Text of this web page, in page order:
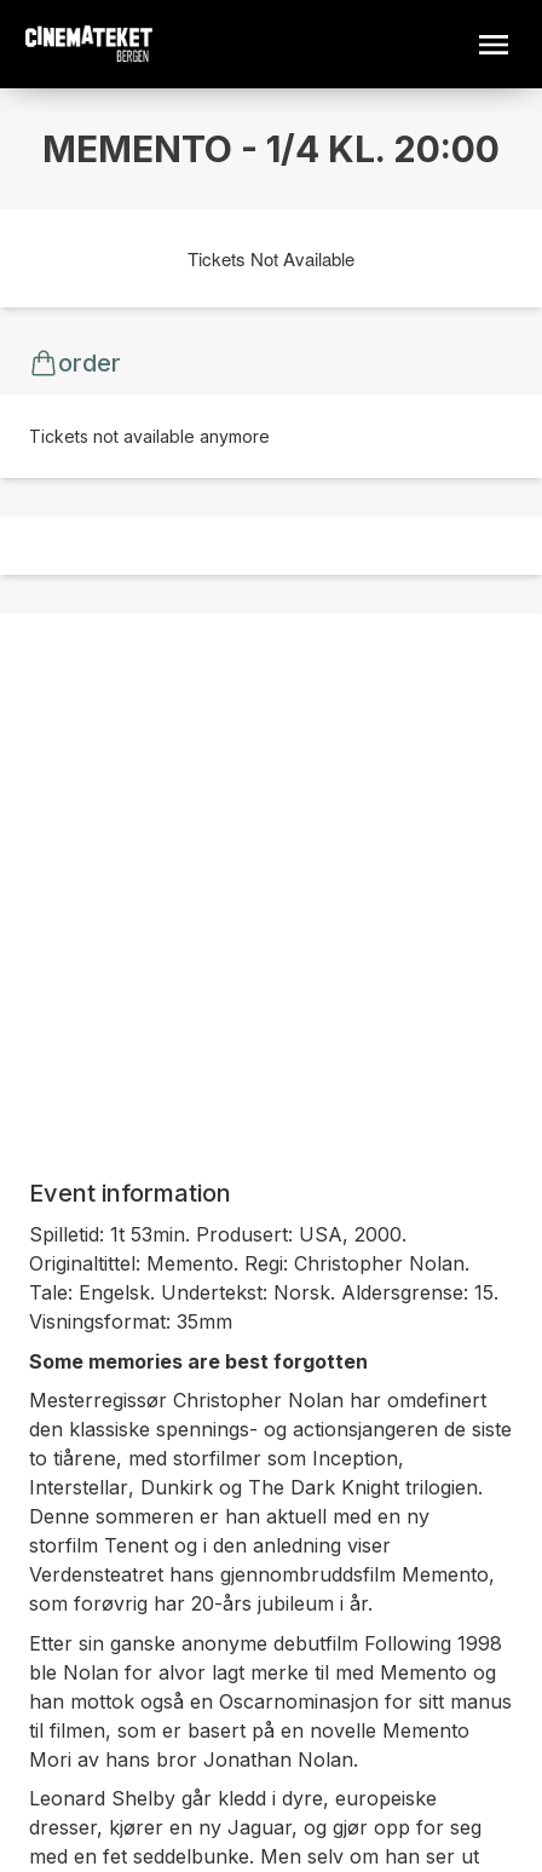
MEMENTO - 1/4 KL. 20:00
Tickets Not Available
order
Tickets not available anymore
Event information
Spilletid: 1t 53min. Produsert: USA, 2000.
Originaltittel: Memento. Regi: Christopher Nolan.
Tale: Engelsk. Undertekst: Norsk. Aldersgrense: 15.
Visningsformat: 35mm
Some memories are best forgotten
Mesterregissør Christopher Nolan har omdefinert
den klassiske spennings- og actionsjangeren de siste
to tiårene, med storfilmer som Inception,
Interstellar, Dunkirk og The Dark Knight trilogien.
Denne sommeren er han aktuell med en ny
storfilm Tenent og i den anledning viser
Verdensteatret hans gjennombruddsfilm Memento,
som forøvrig har 20-års jubileum i år.
Etter sin ganske anonyme debutfilm Following 1998
ble Nolan for alvor lagt merke til med Memento og
han mottok også en Oscarnominasjon for sitt manus
til filmen, som er basert på en novelle Memento
Mori av hans bror Jonathan Nolan.
Leonard Shelby går kledd i dyre, europeiske
dresser, kjører en ny Jaguar, og gjør opp for seg
med en fet seddelbunke. Men selv om han ser ut